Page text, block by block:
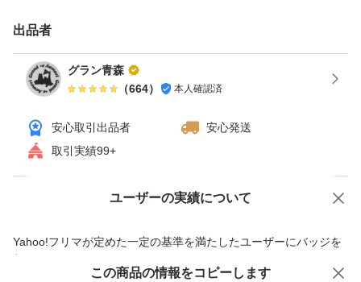
【保存方法】 直射日光を避け温度の低い所で
保管お願い致します。
宜しくお願い致します。(^^)
出品者
グラン青森
（664） 本人確認済
安心取引出品者
安心発送
取引実績99+
ユーザーの実績について
Yahoo!フリマが定めた一定の基準を満たしたユーザーにバッジを
付与しています
価格の相談 商品への質問
この商品の情報をコピーします
この商品をみている人にオススメ